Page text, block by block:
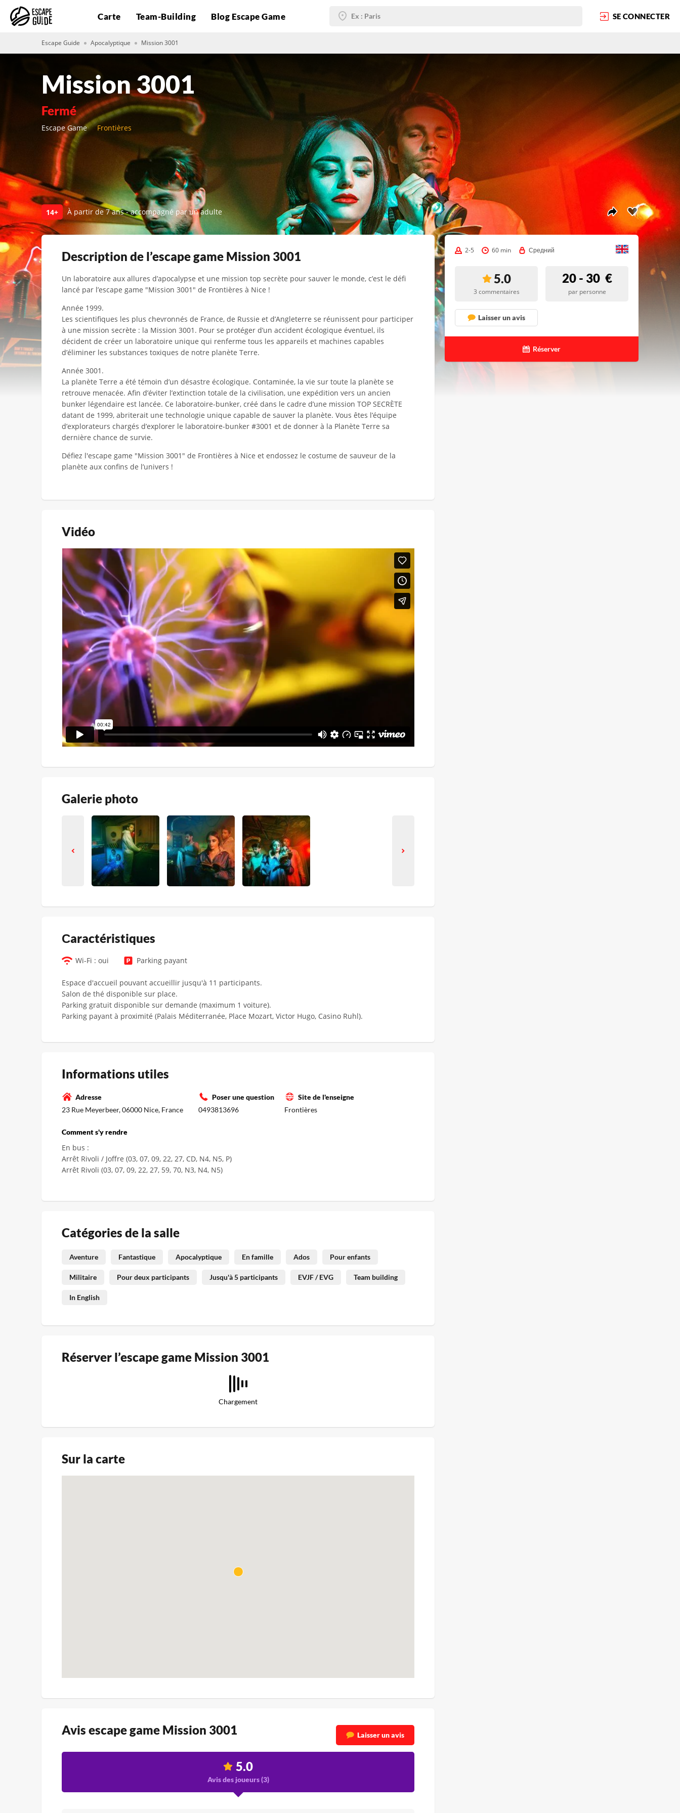
Carte Team-Building Blog Escape Game SE CONNECTER
Escape Guide Apocalyptique Mission 3001
Escape Game Frontières
Mission 3001
Fermé
14+ À partir de 7 ans - accompagné par un adulte
Description de l’escape game Mission 3001
Un laboratoire aux allures d’apocalypse et une mission top secrète pour sauver le monde, c’est le défi
lancé par l’escape game "Mission 3001" de Frontières à Nice !
Année 1999.
Les scientifiques les plus chevronnés de France, de Russie et d’Angleterre se réunissent pour participer
à une mission secrète : la Mission 3001. Pour se protéger d’un accident écologique éventuel, ils
décident de créer un laboratoire unique qui renferme tous les appareils et machines capables
d’éliminer les substances toxiques de notre planète Terre.
Année 3001.
La planète Terre a été témoin d’un désastre écologique. Contaminée, la vie sur toute la planète se
retrouve menacée. Afin d’éviter l’extinction totale de la civilisation, une expédition vers un ancien
bunker légendaire est lancée. Ce laboratoire-bunker, créé dans le cadre d’une mission TOP SECRÈTE
datant de 1999, abriterait une technologie unique capable de sauver la planète. Vous êtes l’équipe
d’explorateurs chargés d’explorer le laboratoire-bunker #3001 et de donner à la Planète Terre sa
dernière chance de survie.
Défiez l'escape game "Mission 3001" de Frontières à Nice et endossez le costume de sauveur de la
planète aux confins de l’univers !
Vidéo
Galerie photo
Сaractéristiques
Wi-Fi : oui Parking payant
Espace d'accueil pouvant accueillir jusqu'à 11 participants.
Salon de thé disponible sur place.
Parking gratuit disponible sur demande (maximum 1 voiture).
Parking payant à proximité (Palais Méditerranée, Place Mozart, Victor Hugo, Casino Ruhl).
Informations utiles
Adresse
23 Rue Meyerbeer, 06000 Nice, France
Poser une question
0493813696
Site de l'enseigne
Frontières
Comment s'y rendre
En bus :
Arrêt Rivoli / Joffre (03, 07, 09, 22, 27, CD, N4, N5, P)
Arrêt Rivoli (03, 07, 09, 22, 27, 59, 70, N3, N4, N5)
Catégories de la salle
Aventure Fantastique Apocalyptique En famille Ados Pour enfants
Militaire Pour deux participants Jusqu'à 5 participants EVJF / EVG Team building
In English
Réserver l’escape game Mission 3001
Chargement
Sur la carte
Avis escape game Mission 3001 Laisser un avis
5.0
Avis des joueurs (3)
2-5 60 min Средний
5.0
3 commentaires
20 - 30 €
par personne
Laisser un avis
Réserver